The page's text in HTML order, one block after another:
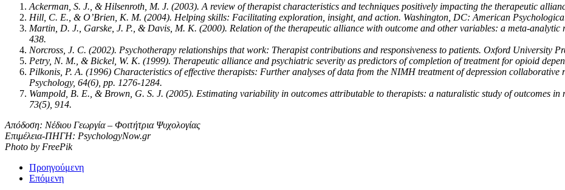
Ackerman, S. J., & Hilsenroth, M. J. (2003). A review of therapist characteristics and techniques positively impacting the therapeutic
Hill, C. E., & O’Brien, K. M. (2004). Helping skills: Facilitating exploration, insight, and action. Washington, DC: American
Martin, D. J., Garske, J. P., & Davis, M. K. (2000). Relation of the therapeutic alliance with outcome and other variables: a meta-analytic
438.
Norcross, J. C. (2002). Psychotherapy relationships that work: Therapist contributions and responsiveness to patients. Oxford University
Petry, N. M., & Bickel, W. K. (1999). Therapeutic alliance and psychiatric severity as predictors of completion of treatment for opioid
Pilkonis, P. A. (1996) Characteristics of effective therapists: Further analyses of data from the NIMH treatment of depression
Psychology, 64(6), pp. 1276-1284.
Wampold, B. E., & Brown, G. S. J. (2005). Estimating variability in outcomes attributable to therapists: a naturalistic study of outcomes
73(5), 914.
Απόδοση: Νέδιου Γεωργία – Φοιτήτρια Ψυχολογίας
Επιμέλεια-ΠΗΓΗ: PsychologyNow.gr
Photo by FreePik
Προηγούμενη
Επόμενη